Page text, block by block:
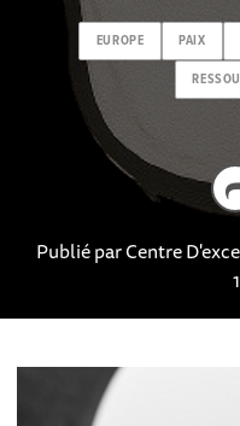
EUROPE PAIX
Publié parCentre
1